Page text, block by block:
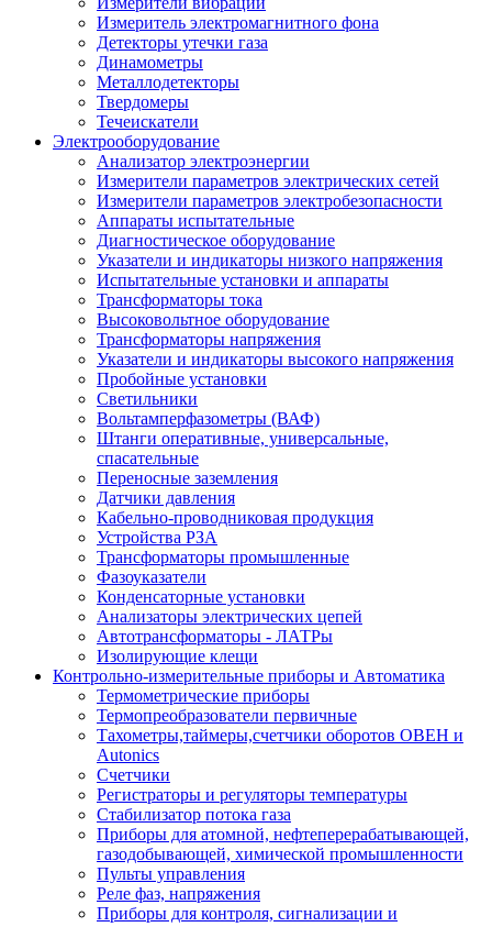
Измеритель электромагнитного фона
Детекторы утечки газа
Динамометры
Металлодетекторы
Твердомеры
Течеискатели
Электрооборудование
Анализатор электроэнергии
Измерители параметров электрических сетей
Измерители параметров электробезопасности
Аппараты испытательные
Диагностическое оборудование
Указатели и индикаторы низкого напряжения
Испытательные установки и аппараты
Трансформаторы тока
Высоковольтное оборудование
Трансформаторы напряжения
Указатели и индикаторы высокого напряжения
Пробойные установки
Светильники
Вольтамперфазометры (ВАФ)
Штанги оперативные, универсальные,
спасательные
Переносные заземления
Датчики давления
Кабельно-проводниковая продукция
Устройства РЗА
Трансформаторы промышленные
Фазоуказатели
Конденсаторные установки
Анализаторы электрических цепей
Автотрансформаторы - ЛАТРы
Изолирующие клещи
Контрольно-измерительные приборы и Автоматика
Термометрические приборы
Термопреобразователи первичные
Тахометры,таймеры,счетчики оборотов ОВЕН и
Autonics
Счетчики
Регистраторы и регуляторы температуры
Стабилизатор потока газа
Приборы для атомной, нефтеперерабатывающей,
газодобывающей, химической промышленности
Пульты управления
Реле фаз, напряжения
Приборы для контроля, сигнализации и